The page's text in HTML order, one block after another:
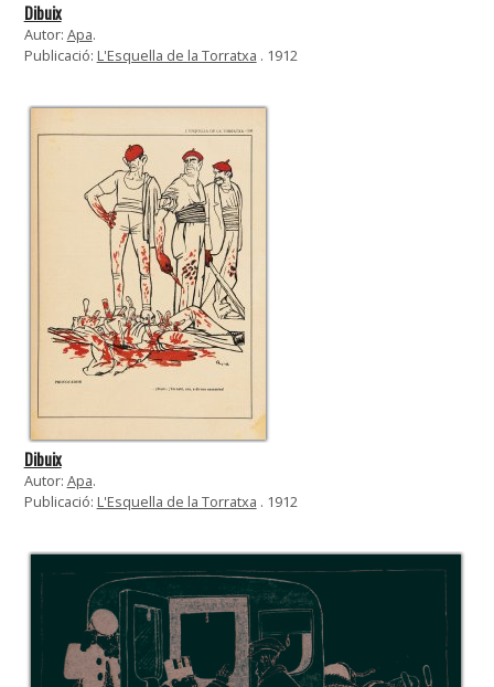
Dibuix
Autor: Apa.
Publicació: L'Esquella de la Torratxa . 1912
Dibuix
Autor: Apa.
Publicació: L'Esquella de la Torratxa . 1912